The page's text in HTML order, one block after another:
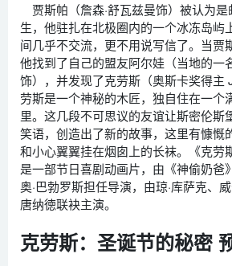
贾斯帕（詹森·舒瓦兹曼饰）被认为
生，他驻扎在北极圈内的一个冰冻岛屿
间几乎不交流，更不用说写信了。当贾
他找到了自己的盟友阿尔娃（当地的一
饰），并发现了克劳斯（奥斯卡奖得主
劳斯是一个神秘的木匠，独自住在一个
里。这几段不可思议的友谊让斯密伦斯
笑语，创造出了新的故事，这里有慷慨
和小心翼翼挂在烟囱上的长袜。《克劳
是一部节日喜剧动画片，由《神偷奶爸
奥·巴勃罗斯担任导演，由琼·库萨克、
唐纳徳联袂主演。
克劳斯：圣诞节的秘密